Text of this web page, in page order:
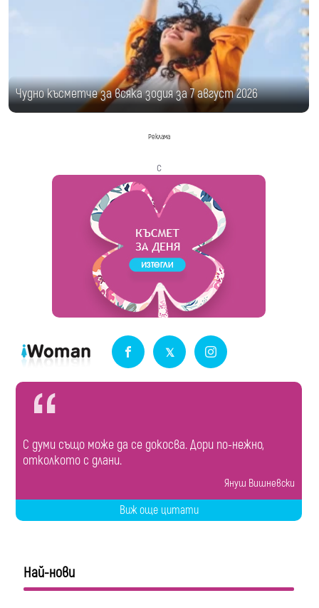
Чудно късметче за всяка зодия за 7 август 2026
Реклама
с
С думи също може да се докосва. Дори по-нежно,
отколкото с длани.
Януш Вишневски
Виж още цитати
Най-нови